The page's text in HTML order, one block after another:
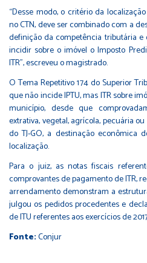
“Desse modo, o critério da
no CTN, deve ser combinado com a
definição da competência tributária
incidir sobre o imóvel o Imposto
ITR”, escreveu o magistrado.
O Tema Repetitivo 174 do Superior
que não incide IPTU, mas ITR sobre
município, desde que
extrativa, vegetal, agrícola, pecuária
do TJ-GO, a destinação econômica
localização.
Para o juiz, as notas fiscais
comprovantes de pagamento de ITR,
arrendamento demonstram a
julgou os pedidos procedentes e
de ITU referentes aos exercícios de
Fonte:Conjur